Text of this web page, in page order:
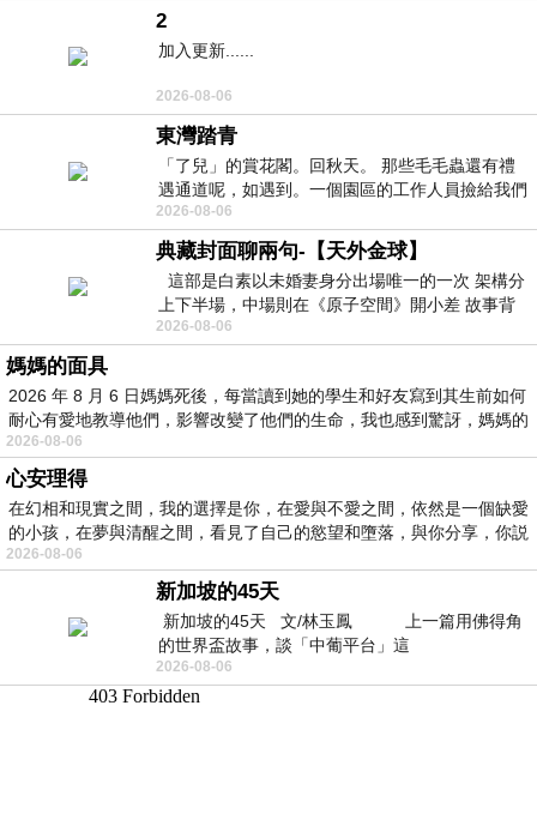
2
加入更新......
2026-08-06
東灣踏青
「了兒」的賞花閣。回秋天。 那些毛毛蟲還有禮
遇通道呢，如遇到。一個園區的工作人員撿給我們
細賞。
2026-08-06
典藏封面聊兩句-【天外金球】
這部是白素以未婚妻身分出場唯一的一次 架構分
上下半場，中場則在《原子空間》開小差 故事背
景影射西藏境外流亡 地下組織
2026-08-06
媽媽的面具
2026 年 8 月 6 日媽媽死後，每當讀到她的學生和好友寫到其生前如何
耐心有愛地教導他們，影響改變了他們的生命，我也感到驚訝，媽媽的
2026-08-06
心安理得
在幻相和現實之間，我的選擇是你，在愛與不愛之間，依然是一個缺愛
的小孩，在夢與清醒之間，看見了自己的慾望和墮落，與你分享，你説
2026-08-06
新加坡的45天
新加坡的45天 文/林玉鳳 上一篇用佛得角
的世界盃故事，談「中葡平台」這
2026-08-06